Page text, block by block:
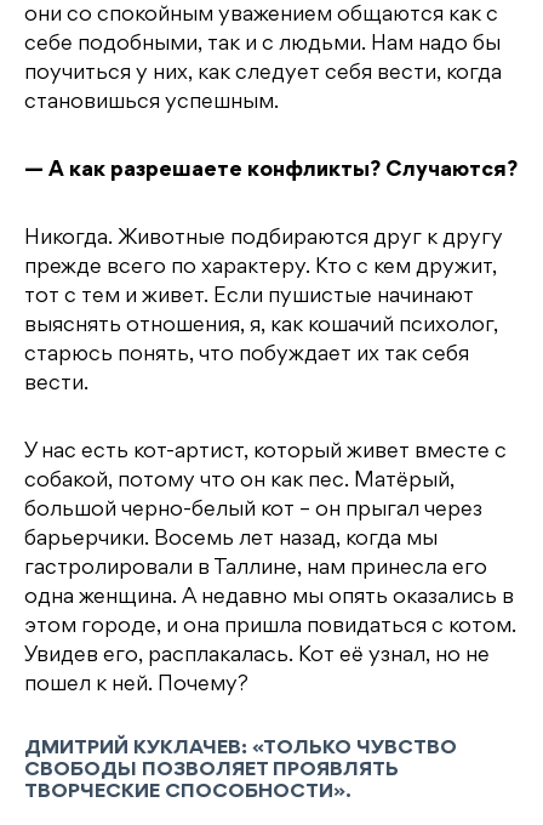
они со спокойным уважением общаются как с
себе подобными, так и с людьми. Нам надо бы
поучиться у них, как следует себя вести, когда
становишься успешным.
— А как разрешаете конфликты? Случаются?
Никогда. Животные подбираются друг к другу
прежде всего по характеру. Кто с кем дружит,
тот с тем и живет. Если пушистые начинают
выяснять отношения, я, как кошачий психолог,
старюсь понять, что побуждает их так себя
вести.
У нас есть кот-артист, который живет вместе с
собакой, потому что он как пес. Матёрый,
большой черно-белый кот – он прыгал через
барьерчики. Восемь лет назад, когда мы
гастролировали в Таллине, нам принесла его
одна женщина. А недавно мы опять оказались в
этом городе, и она пришла повидаться с котом.
Увидев его, расплакалась. Кот её узнал, но не
пошел к ней. Почему?
ДМИТРИЙ КУКЛАЧЕВ: «ТОЛЬКО ЧУВСТВО
СВОБОДЫ ПОЗВОЛЯЕТ ПРОЯВЛЯТЬ
ТВОРЧЕСКИЕ СПОСОБНОСТИ».